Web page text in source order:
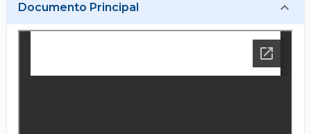
Documento Principal